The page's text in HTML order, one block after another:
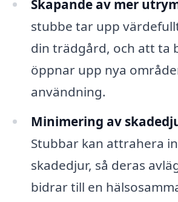
Skapande av mer
stubbe tar upp
din trädgård, och att ta
öppnar upp nya
användning.
Minimering av
Stubbar kan attrahera
skadedjur, så deras
bidrar till en